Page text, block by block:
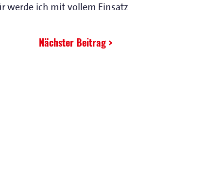
werde ich mit vollem Einsatz
Nächster Beitrag >